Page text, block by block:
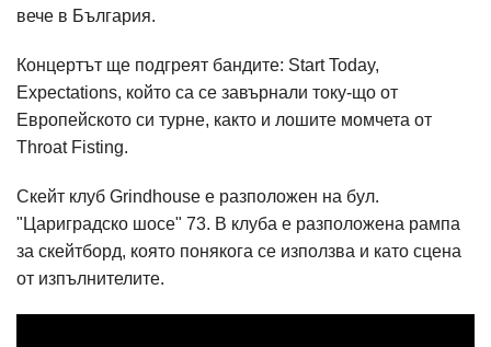
вече в България.
Концертът ще подгреят бандите: Start Today,
Expectations, който са се завърнали току-що от
Европейското си турне, както и лошите момчета от
Throat Fisting.
Скейт клуб Grindhouse е разположен на бул.
"Цариградско шосе" 73. В клуба е разположена рампа
за скейтборд, която понякога се използва и като сцена
от изпълнителите.